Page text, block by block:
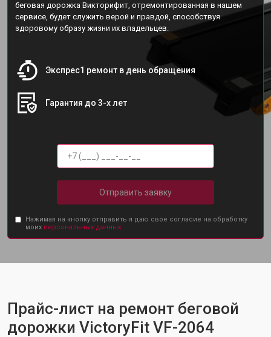
беговая дорожка Викторифит, отремонтированная в нашем
сервисе, будет служить верой и правдой, способствуя
здоровому образу жизни их владельцев.
Экспрес1 ремонт в день обращения
Гарантия до 3-х лет
Отправить заявку
Нажимая на кнопку отправить я даю свое согласие на обработку
моих персональных данных.
Прайс-лист на ремонт беговой
дорожки VictoryFit VF-2064